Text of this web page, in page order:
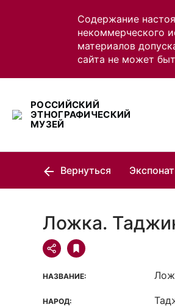
Содержание
некоммерческого
материалов
сайта не может
РОССИЙСКИЙ
ЭТНОГРАФИЧЕСКИЙ
МУЗЕЙ
Вернуться
Ложка.
НАЗВАНИЕ:
НАРОД: